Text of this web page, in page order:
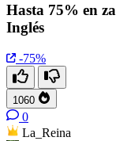
Hasta 75% en
Inglés
-75%
1060
0
La_Reina